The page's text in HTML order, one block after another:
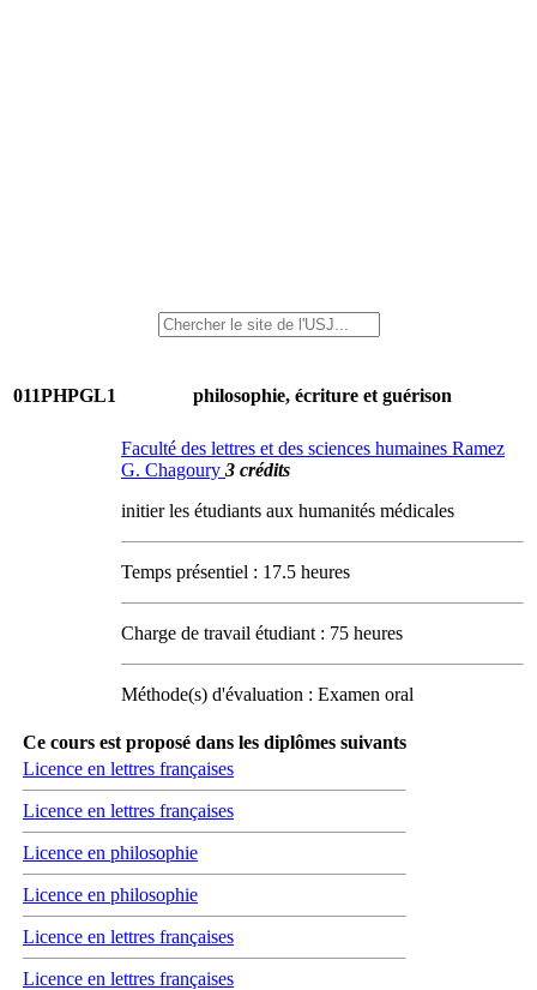
011PHPGL1 philosophie, écriture et guérison
Faculté des lettres et des sciences humaines Ramez
G. Chagoury 3 crédits
initier les étudiants aux humanités médicales
Temps présentiel : 17.5 heures
Charge de travail étudiant : 75 heures
Méthode(s) d'évaluation : Examen oral
Ce cours est proposé dans les diplômes suivants
Licence en lettres françaises
Licence en lettres françaises
Licence en philosophie
Licence en philosophie
Licence en lettres françaises
Licence en lettres françaises